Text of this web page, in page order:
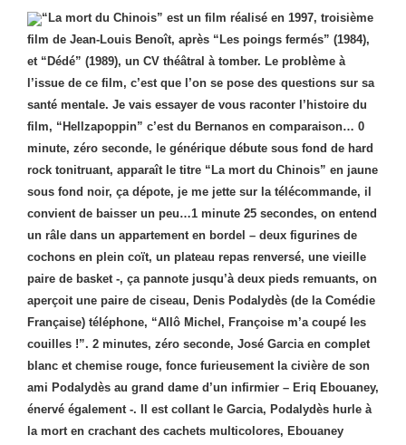
“ La mort du Chinois” est un film réalisé en 1997, troisième
film de Jean-Louis Benoît, après “Les poings fermés” (1984),
et “Dédé” (1989), un CV théâtral à tomber. Le problème à
l’issue de ce film, c’est que l’on se pose des questions sur sa
santé mentale. Je vais essayer de vous raconter l’histoire du
film, “Hellzapoppin” c’est du Bernanos en comparaison… 0
minute, zéro seconde, le générique débute sous fond de hard
rock tonitruant, apparaît le titre “La mort du Chinois” en jaune
sous fond noir, ça dépote, je me jette sur la télécommande, il
convient de baisser un peu…1 minute 25 secondes, on entend
un râle dans un appartement en bordel – deux figurines de
cochons en plein coït, un plateau repas renversé, une vieille
paire de basket -, ça pannote jusqu’à deux pieds remuants, on
aperçoit une paire de ciseau, Denis Podalydès (de la Comédie
Française) téléphone, “Allô Michel, Françoise m’a coupé les
couilles !”. 2 minutes, zéro seconde, José Garcia en complet
blanc et chemise rouge, fonce furieusement la civière de son
ami Podalydès au grand dame d’un infirmier – Eriq Ebouaney,
énervé également -. Il est collant le Garcia, Podalydès hurle à
la mort en crachant des cachets multicolores, Ebouaney